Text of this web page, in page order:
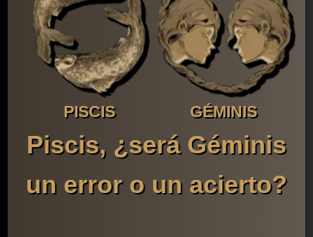
PISCIS GÉMINIS
Piscis, ¿será Géminis
un error o un acierto?